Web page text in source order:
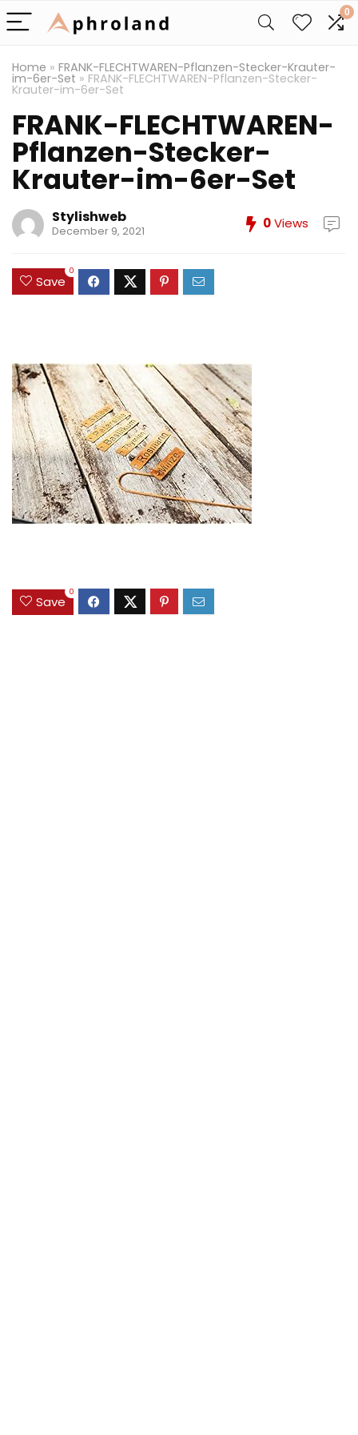
0
Home » FRANK-FLECHTWAREN-Pflanzen-Stecker-Krauter-
im-6er-Set » FRANK-FLECHTWAREN-Pflanzen-Stecker-
Krauter-im-6er-Set
FRANK-FLECHTWAREN-
Pflanzen-Stecker-
Krauter-im-6er-Set
Stylishweb
December 9, 2021 0Views
Save
0
Save
0